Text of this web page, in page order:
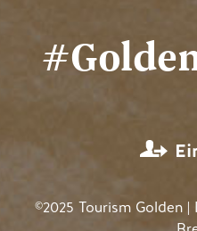
MENÜ
©2025 Tourism Golden |